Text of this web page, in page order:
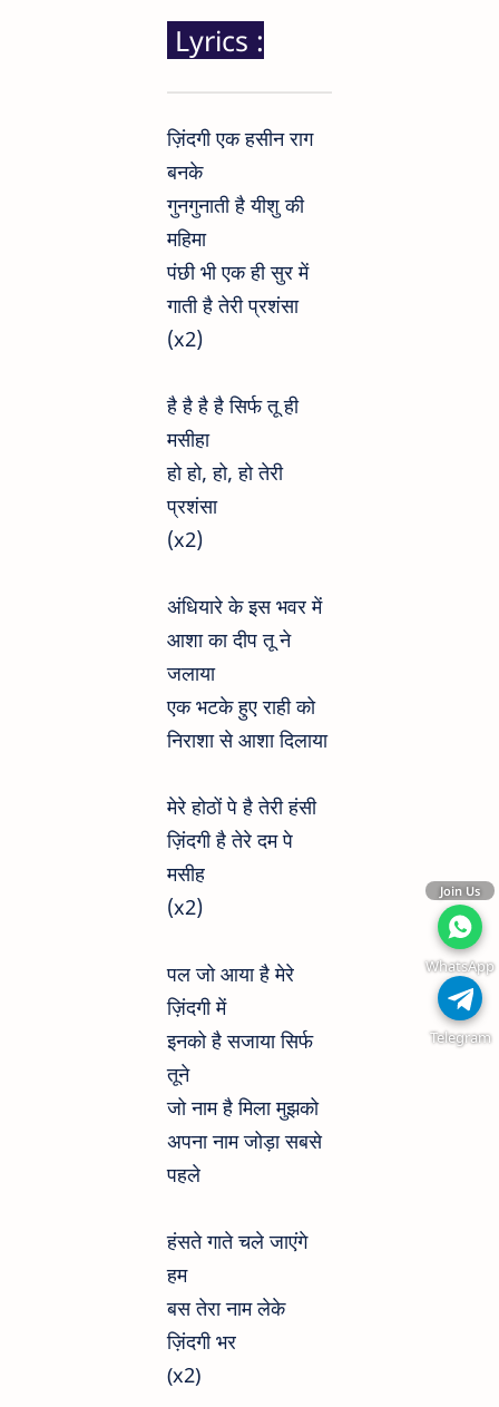
Lyrics :
ज़िंदगी एक हसीन राग
बनके
गुनगुनाती है यीशु की
महिमा
पंछी भी एक ही सुर में
गाती है तेरी प्रशंसा
(x2)
है है है है सिर्फ तू ही
मसीहा
हो हो, हो, हो तेरी
प्रशंसा
(x2)
अंधियारे के इस भवर में
आशा का दीप तू ने
जलाया
एक भटके हुए राही को
निराशा से आशा दिलाया
मेरे होठों पे है तेरी हंसी
ज़िंदगी है तेरे दम पे
मसीह
(x2)
पल जो आया है मेरे
ज़िंदगी में
इनको है सजाया सिर्फ
तूने
जो नाम है मिला मुझको
अपना नाम जोड़ा सबसे
पहले
हंसते गाते चले जाएंगे
हम
बस तेरा नाम लेके
ज़िंदगी भर
(x2)
Join Us
WhatsApp
Telegram